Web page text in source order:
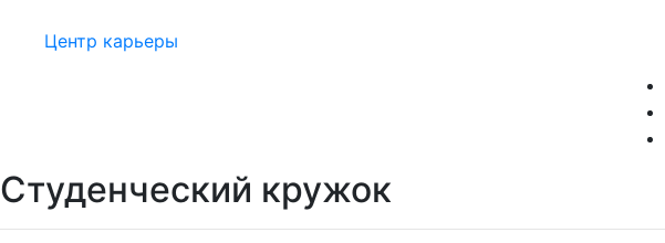
Центр карьеры
Студенческий кружок